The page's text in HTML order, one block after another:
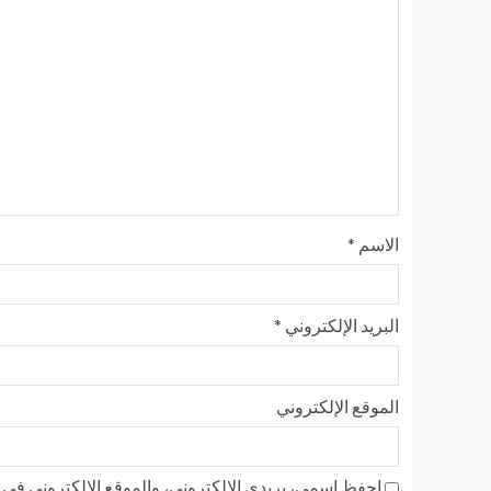
الاسم *
البريد الإلكتروني *
الموقع الإلكتروني
احفظ اسمي، بريدي الإلكتروني، والموقع الإلكتروني